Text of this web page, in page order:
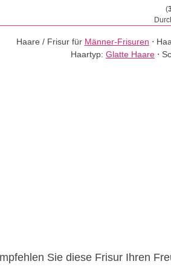
(
Haare / Frisur für Männer-Frisuren ⋅
Haartyp:Glatte Haare ⋅
Sie diese Frisur Ihren